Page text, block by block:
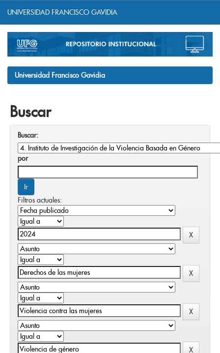
navigation
UNIVERSIDAD FRANCISCO GAVIDIA
Universidad Francisco Gavidia
Buscar
Buscar:
por
Filtros actuales: